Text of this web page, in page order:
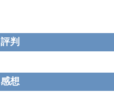
評判
感想